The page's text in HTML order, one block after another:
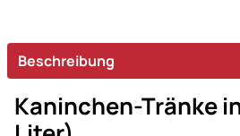
Beschreibung
Kaninchen-Tränke